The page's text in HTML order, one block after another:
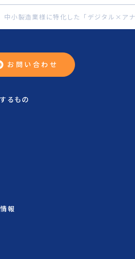
中小製造業様に特化した「デジタル×ア
お問い合わせ
るもの
報